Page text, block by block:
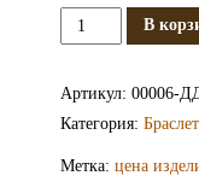
Количество
Золотой
В
Артикул: 00006-
Категория:
Метка: цена